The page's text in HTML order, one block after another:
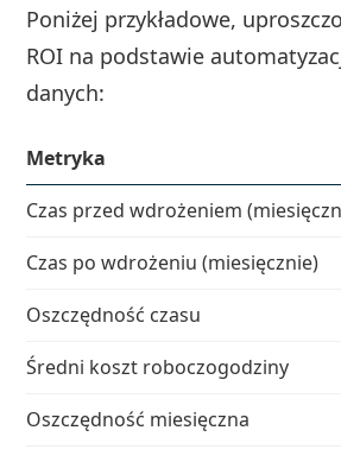
Poniżej przykładowe,
ROI na podstawie
danych:
Metryka
Czas przed wdrożeniem
Czas po wdrożeniu (miesięcznie)
Oszczędność czasu
Średni koszt roboczogodziny
Oszczędność miesięczna